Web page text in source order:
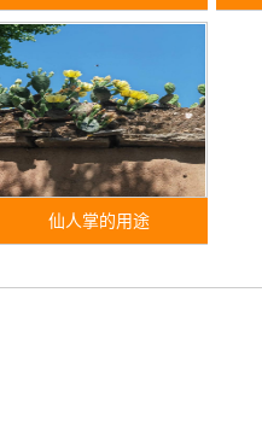
仙人掌的用途